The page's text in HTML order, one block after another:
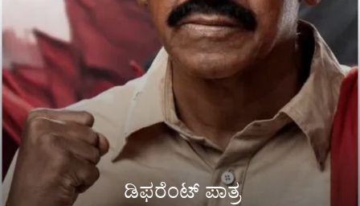
ಡಿಫರೆಂಟ್ ಪಾತ್ರ